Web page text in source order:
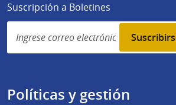
Suscripción a Boletines
Simplenews
subscription
Políticas y gestión